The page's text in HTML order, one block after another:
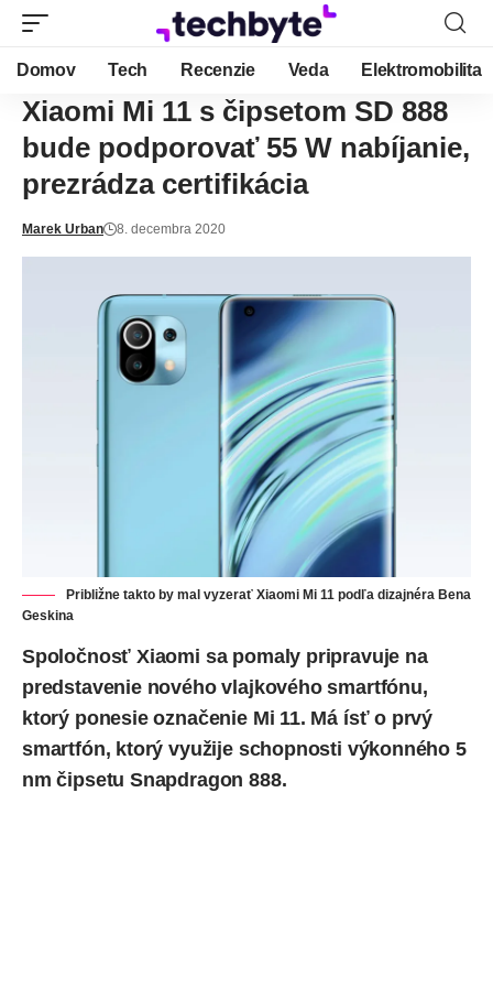
Domov Tech Recenzie Veda Elektromobilita
Xiaomi Mi 11 s čipsetom SD 888
bude podporovať 55 W nabíjanie,
prezrádza certifikácia
Marek Urban 8. decembra 2020
Približne takto by mal vyzerať Xiaomi Mi 11 podľa dizajnéra Bena
Geskina
Spoločnosť Xiaomi sa pomaly pripravuje na
predstavenie nového vlajkového smartfónu,
ktorý ponesie označenie Mi 11. Má ísť o prvý
smartfón, ktorý využije schopnosti výkonného 5
nm čipsetu Snapdragon 888.